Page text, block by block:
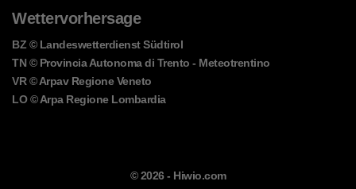
Wettervorhersage
BZ © Landeswetterdienst Südtirol
TN © Provincia Autonoma di Trento - Meteotrentino
VR © Arpav Regione Veneto
LO © Arpa Regione Lombardia
© 2026 - Hiwio.com